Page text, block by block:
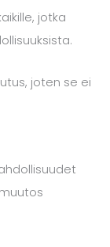
jotka
joten se ei